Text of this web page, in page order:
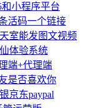
小程序平台
活码一个链接
室能发图文视频
体验系统
端+代理端
是否喜欢你
京东paypal